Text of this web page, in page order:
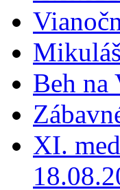
Beh na
XI.